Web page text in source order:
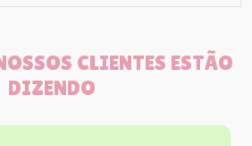
CLIENTES ESTÃO
DIZENDO